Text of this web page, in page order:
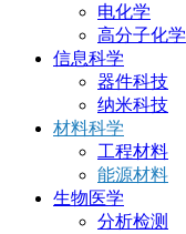
电化学
高分子化学
信息科学
器件科技
纳米科技
材料科学
工程材料
能源材料
生物医学
分析检测